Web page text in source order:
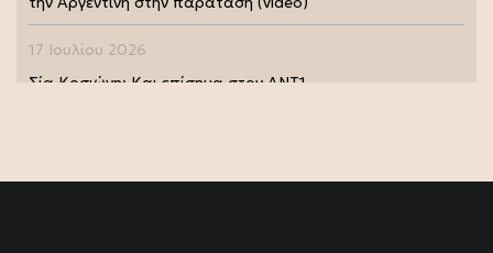
17 Ιουλίου 2026
Σία Κοσιώνη: Και επίσημα στον ΑΝΤ1
της Μάρως Κοντού (photo)